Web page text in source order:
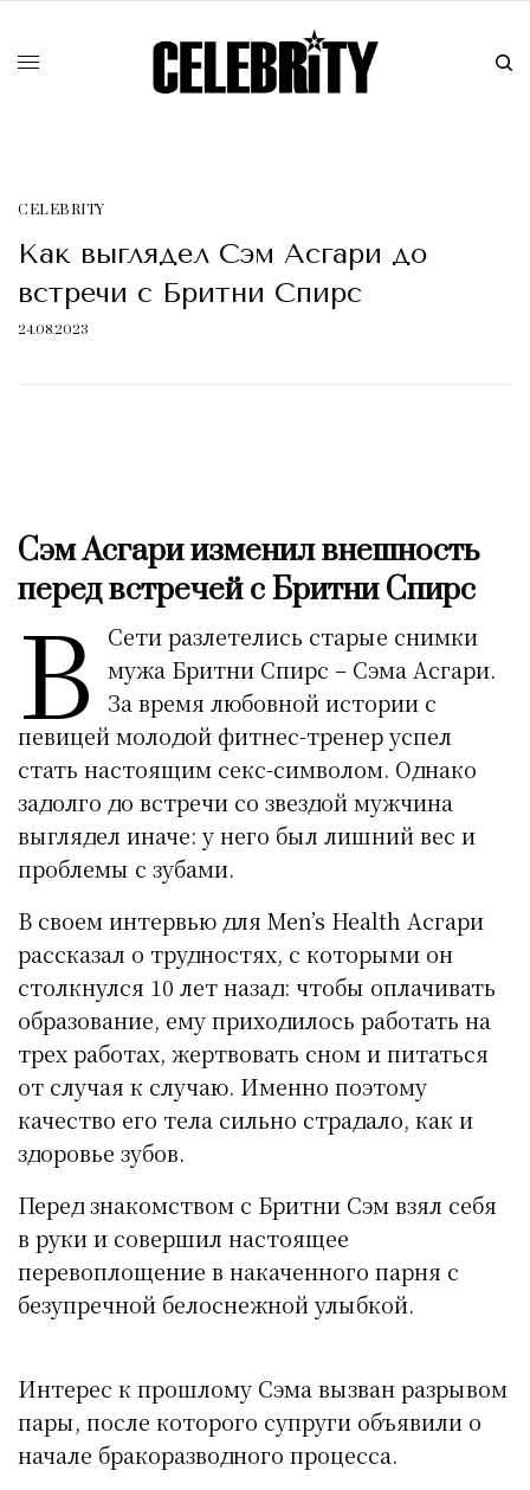
CELEBRITY
Как выглядел Сэм Асгари до
встречи с Бритни Спирс
24.08.2023
Сэм Асгари изменил внешность
перед встречей с Бритни Спирс
В
Сети разлетелись старые снимки
мужа Бритни Спирс – Сэма Асгари.
За время любовной истории с
певицей молодой фитнес-тренер успел
стать настоящим секс-символом. Однако
задолго до встречи со звездой мужчина
выглядел иначе: у него был лишний вес и
проблемы с зубами.
В своем интервью для Men’s Health Асгари
рассказал о трудностях, с которыми он
столкнулся 10 лет назад: чтобы оплачивать
образование, ему приходилось работать на
трех работах, жертвовать сном и питаться
от случая к случаю. Именно поэтому
качество его тела сильно страдало, как и
здоровье зубов.
Перед знакомством с Бритни Сэм взял себя
в руки и совершил настоящее
перевоплощение в накаченного парня с
безупречной белоснежной улыбкой.
Интерес к прошлому Сэма вызван разрывом
пары, после которого супруги объявили о
начале бракоразводного процесса.